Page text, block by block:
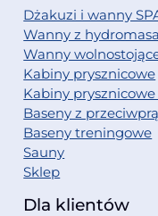
Dżakuzi i wanny
Wanny z
Wanny
Kabiny prysznicowe
Kabiny
Baseny z
Baseny treningowe
Sauny
Sklep
Dla klientów